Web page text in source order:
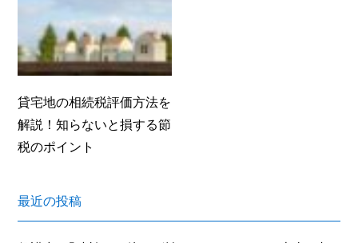
貸宅地の相続税評価方法を
解説！知らないと損する節
税のポイント
最近の投稿